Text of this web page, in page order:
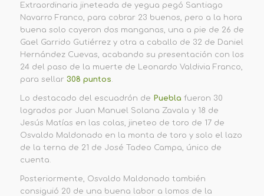
Extraordinaria jineteada de yegua pegó Santiago
Navarro Franco, para cobrar 23 buenos, pero a la hora
buena solo cayeron dos manganas, una a pie de 26 de
Gael Garrido Gutiérrez y otra a caballo de 32 de Daniel
Hernández Cuevas, acabando su presentación con los
24 del paso de la muerte de Leonardo Valdivia Franco,
para sellar 308 puntos
Lo destacado del escuadrón de Puebla fueron 30
logrados por Juan Manuel Solana Zavala y 18 de
Jesús Matías en las colas, jineteo de toro de 17 de
Osvaldo Maldonado en la monta de toro y solo el lazo
de la terna de 21 de José Tadeo Campa, único de
cuenta.
Posteriormente, Osvaldo Maldonado también
consiguió 20 de una buena labor a lomos de la